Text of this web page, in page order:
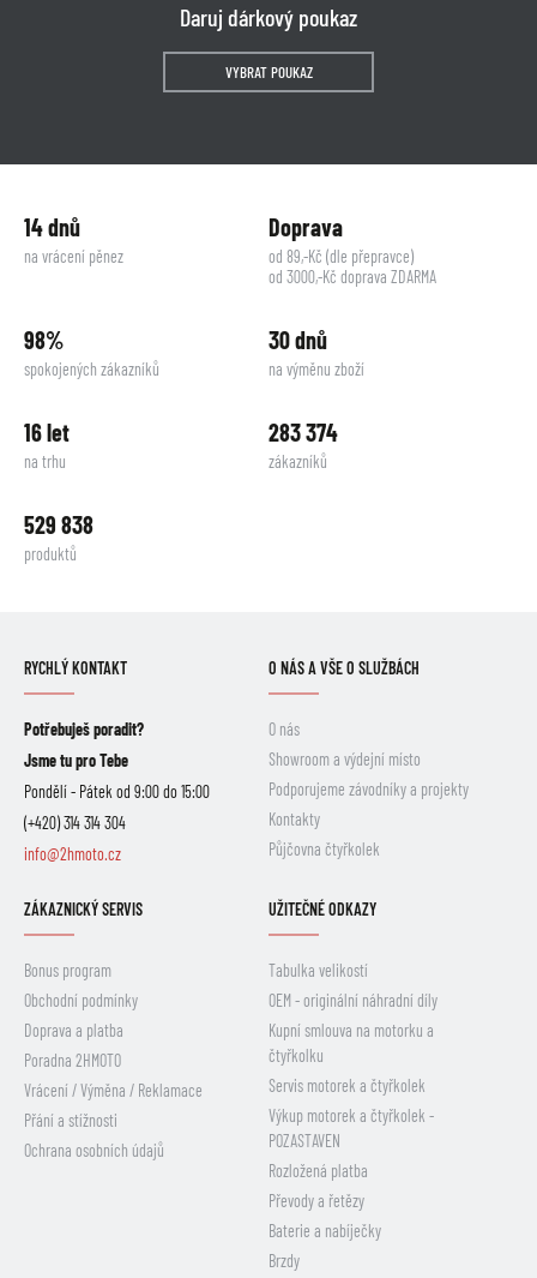
Daruj dárkový poukaz
VYBRAT POUKAZ
14 dnů
na vrácení pěnez
Doprava
od 89,-Kč (dle přepravce)
od 3000,-Kč doprava ZDARMA
98%
spokojených zákazníků
30 dnů
na výměnu zboží
16 let
na trhu
283 374
zákazníků
529 838
produktů
RYCHLÝ KONTAKT
Potřebuješ poradit?
Jsme tu pro Tebe
Pondělí - Pátek od 9:00 do 15:00
(+420) 314 314 304
info@2hmoto.cz
O NÁS A VŠE O SLUŽBÁCH
O nás
Showroom a výdejní místo
Podporujeme závodníky a projekty
Kontakty
Půjčovna čtyřkolek
ZÁKAZNICKÝ SERVIS
Bonus program
Obchodní podmínky
Doprava a platba
Poradna 2HMOTO
Vrácení / Výměna / Reklamace
Přání a stížnosti
Ochrana osobních údajů
UŽITEČNÉ ODKAZY
Tabulka velikostí
OEM - originální náhradní díly
Kupní smlouva na motorku a
čtyřkolku
Servis motorek a čtyřkolek
Výkup motorek a čtyřkolek -
POZASTAVEN
Rozložená platba
Převody a řetězy
Baterie a nabíječky
Brzdy